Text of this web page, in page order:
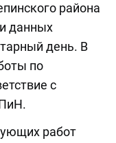
района
данных
день. В
по
с
работ